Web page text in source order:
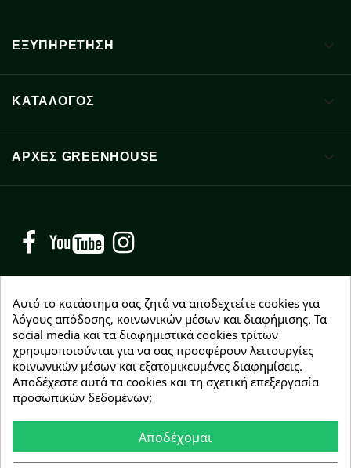
ΕΞΥΠΗΡΕΤΗΣΗ 
ΚΑΤΑΛΟΓΟΣ 
ΑΡΧΈΣ GREENHOUSE 
Facebook YouTube
NEWSLETTER
Εγγραφείτε δωρεάν και θα είστε οι πρώτοι που θα
λάβετε τα νέα μας γύρω από προσφορές, εκπτώσεις
και νέα προϊόντα.
Συμφωνώ με τουςόρους χρήσης
Αυτό το κατάστημα σας ζητά να αποδεχτείτε cookies για
λόγους απόδοσης, κοινωνικών μέσων και διαφήμισης. Τα
social media και τα διαφημιστικά cookies τρίτων
χρησιμοποιούνται για να σας προσφέρουν λειτουργίες
κοινωνικών μέσων και εξατομικευμένες διαφημίσεις.
Αποδέχεστε αυτά τα cookies και τη σχετική επεξεργασία
προσωπικών δεδομένων;
Αποδέχομαι